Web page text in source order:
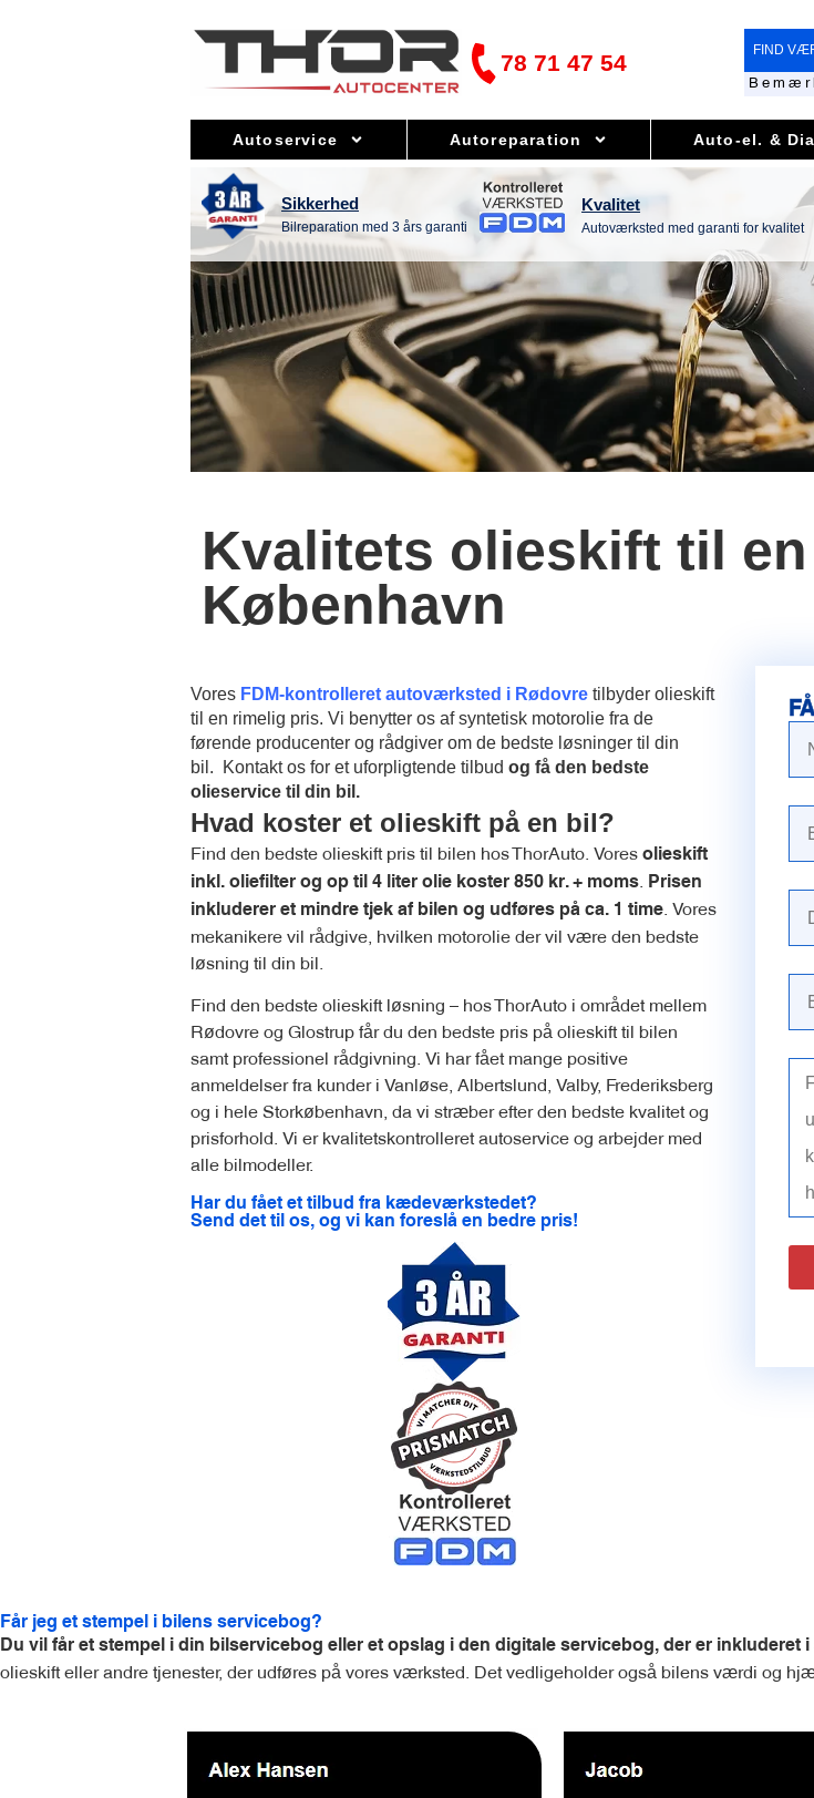
78 71 47 54 FIND
Autoservice Autoreparation Auto-el. &
Sikkerhed
Bilreparation med 3 års garanti
Kvalitet
Autoværksted med garanti for kvalitet
Kvalitets olieskift til
København
Vores FDM-kontrolleret autoværksted i Rødovre tilbyder olieskift
til en rimelig pris. Vi benytter os af syntetisk motorolie fra de
førende producenter og rådgiver om de bedste løsninger til din
bil. Kontakt os for et uforpligtende tilbud og få den bedste
olieservice til din bil.
Hvad koster et olieskift på en bil?
Find den bedste olieskift pris til bilen hos ThorAuto. Vores olieskift
inkl. oliefilter og op til 4 liter olie koster 850 kr. + moms
Prisen
inkluderer et mindre tjek af bilen og udføres på ca. 1 time . Vores
mekanikere vil rådgive, hvilken motorolie der vil være den bedste
løsning til din bil.
Find den bedste olieskift løsning – hos ThorAuto i området mellem
Rødovre og Glostrup får du den bedste pris på olieskift til bilen
samt professionel rådgivning. Vi har fået mange positive
anmeldelser fra kunder i Vanløse, Albertslund, Valby, Frederiksberg
og i hele Storkøbenhavn, da vi stræber efter den bedste kvalitet og
prisforhold. Vi er kvalitetskontrolleret autoservice og arbejder med
alle bilmodeller.
Har du fået et tilbud fra kædeværkstedet?
Send det til os, og vi kan foreslå en bedre pris!
Får jeg et stempel i bilens servicebog?
Du vil får et stempel i din bilservicebog eller et opslag i den digitale servicebog, der er inkluderet
olieskift eller andre tjenester, der udføres på vores værksted. Det vedligeholder også bilens værdi og